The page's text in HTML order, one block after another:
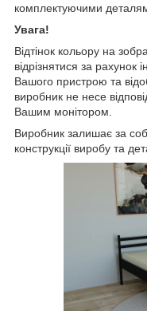
комплектуючими
Увага!
Відтінок кольору на
відрізнятися за рахунок
Вашого пристрою та
виробник не несе
Вашим монітором.
Виробник залишає за
конструкції виробу та